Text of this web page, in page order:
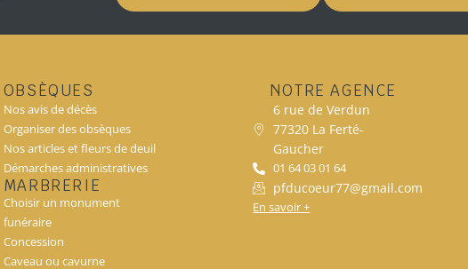
OBSÈQUES
Nos avis de décès
Organiser des obsèques
Nos articles et fleurs de deuil
Démarches administratives
MARBRERIE
Choisir un monument
funéraire
Concession
Caveau ou cavurne
NOTRE AGENCE
6 rue de Verdun
77320 La Ferté-
Gaucher
01 64 03 01 64
pfducoeur77@gmail.com
En savoir +